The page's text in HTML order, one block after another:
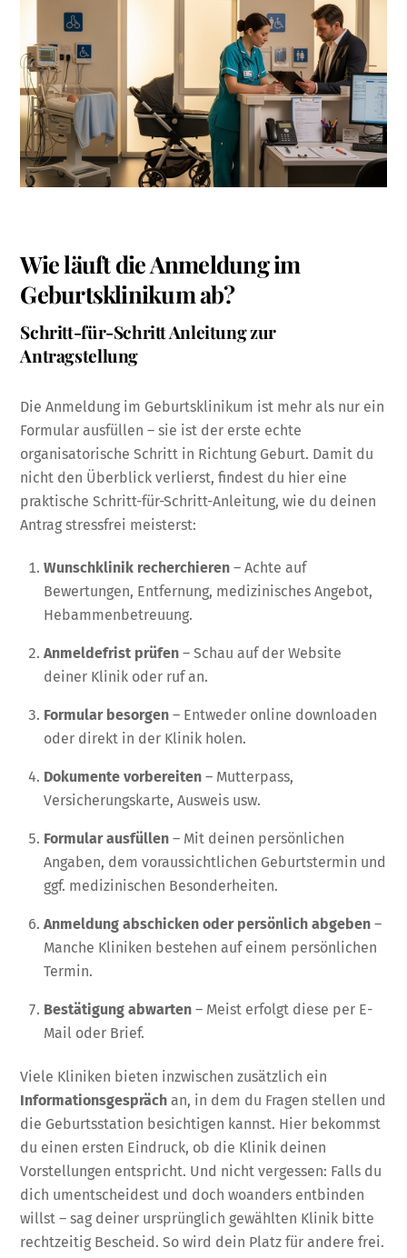
Wie läuft die Anmeldung im
Geburtsklinikum ab?
Schritt-für-Schritt Anleitung zur
Antragstellung
Die Anmeldung im Geburtsklinikum ist mehr als nur ein
Formular ausfüllen – sie ist der erste echte
organisatorische Schritt in Richtung Geburt. Damit du
nicht den Überblick verlierst, findest du hier eine
praktische Schritt-für-Schritt-Anleitung, wie du deinen
Antrag stressfrei meisterst:
Wunschklinik recherchieren – Achte auf
Bewertungen, Entfernung, medizinisches Angebot,
Hebammenbetreuung.
Anmeldefrist prüfen – Schau auf der Website
deiner Klinik oder ruf an.
Formular besorgen – Entweder online downloaden
oder direkt in der Klinik holen.
Dokumente vorbereiten – Mutterpass,
Versicherungskarte, Ausweis usw.
Formular ausfüllen – Mit deinen persönlichen
Angaben, dem voraussichtlichen Geburtstermin und
ggf. medizinischen Besonderheiten.
Anmeldung abschicken oder persönlich abgeben –
Manche Kliniken bestehen auf einem persönlichen
Termin.
Bestätigung abwarten – Meist erfolgt diese per E-
Mail oder Brief.
Viele Kliniken bieten inzwischen zusätzlich ein
Informationsgespräch an, in dem du Fragen stellen und
die Geburtsstation besichtigen kannst. Hier bekommst
du einen ersten Eindruck, ob die Klinik deinen
Vorstellungen entspricht. Und nicht vergessen: Falls du
dich umentscheidest und doch woanders entbinden
willst – sag deiner ursprünglich gewählten Klinik bitte
rechtzeitig Bescheid. So wird dein Platz für andere frei.